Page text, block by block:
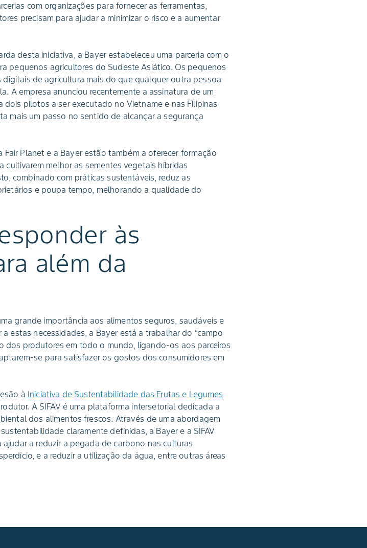
com organizações para fornecer as ferramentas,
precisam para ajudar a minimizar o risco e a aumentar
desta iniciativa, a Bayer estabeleceu uma parceria com o
pequenos agricultores do Sudeste Asiático. Os pequenos
de agricultura mais do que qualquer outra pessoa
A empresa anunciou recentemente a assinatura de um
pilotos a ser executado no Vietname e nas Filipinas
mais um passo no sentido de alcançar a segurança
Fair Planet e a Bayer estão também a oferecer formação
melhor as sementes vegetais híbridas
combinado com práticas sustentáveis, reduz as
e poupa tempo, melhorando a qualidade do
às
além da
grande importância aos alimentos seguros, saudáveis e
estas necessidades, a Bayer está a trabalhar do “campo
dos produtores em todo o mundo, ligando-os aos parceiros
se para satisfazer os gostos dos consumidores em
à Iniciativa de Sustentabilidade das Frutas e Legumes
A SIFAV é uma plataforma intersetorial dedicada a
dos alimentos frescos. Através de uma abordagem
claramente definidas, a Bayer e a SIFAV
a reduzir a pegada de carbono nas culturas
e a reduzir a utilização da água, entre outras áreas